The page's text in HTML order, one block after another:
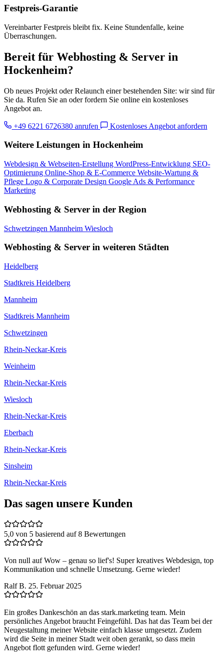
Festpreis-Garantie
Vereinbarter Festpreis bleibt fix. Keine Stundenfalle, keine
Überraschungen.
Bereit für Webhosting & Server in
Hockenheim?
Ob neues Projekt oder Relaunch einer bestehenden Site: wir sind für
Sie da. Rufen Sie an oder fordern Sie online ein kostenloses
Angebot an.
+49 6221 6726380 anrufen Kostenloses Angebot anfordern
Weitere Leistungen in Hockenheim
Webdesign & Webseiten-Erstellung WordPress-Entwicklung SEO-
Optimierung Online-Shop & E-Commerce Website-Wartung &
Pflege Logo & Corporate Design Google Ads & Performance
Marketing
Webhosting & Server in der Region
Schwetzingen Mannheim Wiesloch
Webhosting & Server in weiteren Städten
Heidelberg
Stadtkreis Heidelberg
Mannheim
Stadtkreis Mannheim
Schwetzingen
Rhein-Neckar-Kreis
Weinheim
Rhein-Neckar-Kreis
Wiesloch
Rhein-Neckar-Kreis
Eberbach
Rhein-Neckar-Kreis
Sinsheim
Rhein-Neckar-Kreis
Das sagen unsere Kunden
5,0 von 5 basierend auf 8 Bewertungen
Von null auf Wow – genau so lief's! Super kreatives Webdesign, top
Kommunikation und schnelle Umsetzung. Gerne wieder!
Ralf B. 25. Februar 2025
Ein großes Dankeschön an das stark.marketing team. Mein
persönliches Angebot braucht Feingefühl. Das hat das Team bei der
Neugestaltung meiner Website einfach klasse umgesetzt. Zudem
wird die Seite in meiner Stadt weit oben gerankt, so dass mein
Angebot flott gefunden wird. Gerne wieder!